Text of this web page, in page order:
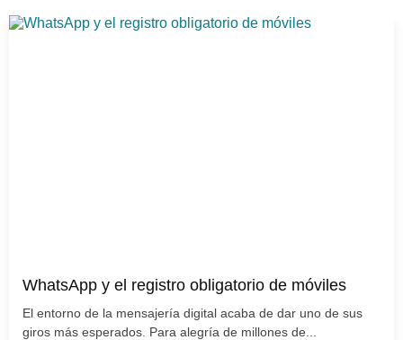
WhatsApp y el registro obligatorio de móviles
El entorno de la mensajería digital acaba de dar uno de sus
giros más esperados. Para alegría de millones de...